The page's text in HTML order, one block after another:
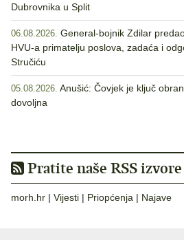
Dubrovnika u Split
06.08.2026. General-bojnik Zdilar
HVU-a primatelju poslova, zadaća i
Stručiću
05.08.2026. Anušić: Čovjek je ključ
dovoljna
Pratite naše RSS izvore
morh.hr | Vijesti | Priopćenja | Najave